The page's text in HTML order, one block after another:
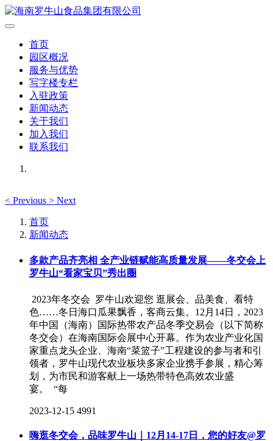
首页
园区概况
服务与优势
写字楼专栏
入驻政策
新闻动态
关于我们
加入我们
联系我们
< Previous > Next
首页
新闻动态
多款产品齐亮相 全产业链赋能高质量发展——冬交会上
罗牛山“看家宝贝”秀出圈
2023年冬交会 罗牛山欢迎您 逛展会、品美食、看特
色……冬日海口瓜果飘香，客商云集。12月14日，2023
年中国（海南）国际热带农产品冬季交易会（以下简称
冬交会）在海南国际会展中心开幕。作为农业产业化国
家重点龙头企业、海南“菜篮子”工程建设的参与者和引
领者，罗牛山现代农业板块多家企业携手参展，精心筹
划，为市民和游客献上一场热带特色高效农业盛
宴。 “每
2023-12-15 4991
嗨逛冬交会，品味罗牛山｜12月14-17日，您的好友@罗